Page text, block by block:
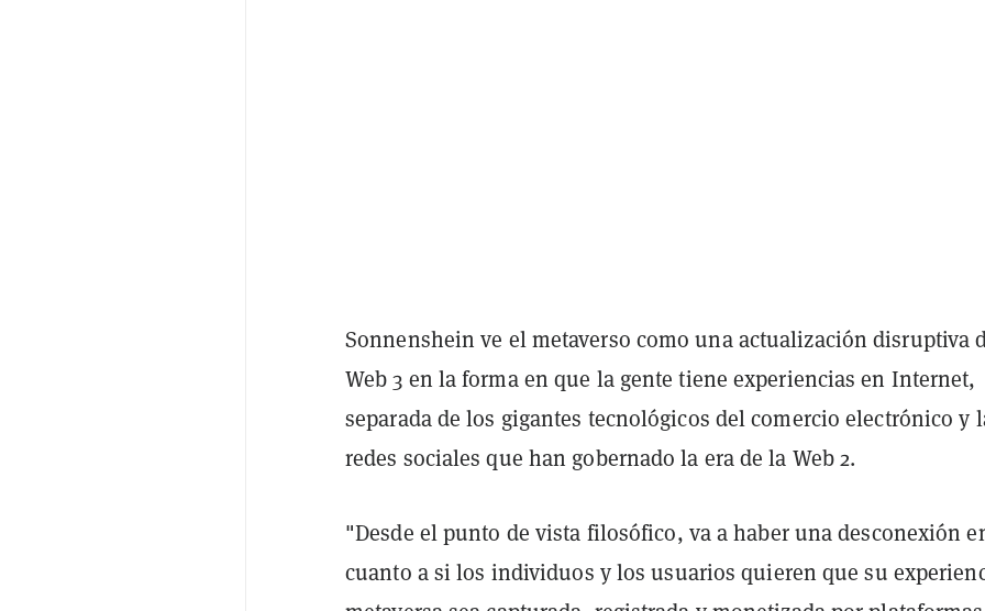
Sonnenshein ve el metaverso como una actualización disruptiva
Web 3 en la forma en que la gente tiene experiencias en Internet,
separada de los gigantes tecnológicos del comercio electrónico y
redes sociales que han gobernado la era de la Web 2.
"Desde el punto de vista filosófico, va a haber una desconexión
cuanto a si los individuos y los usuarios quieren que su